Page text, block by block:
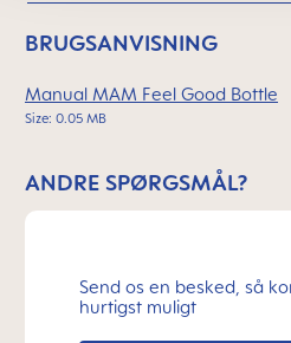
BRUGSANVISNING
Manual MAM Feel Good Bottle
Size: 0.05 MB
ANDRE SPØRGSMÅL?
Send os en besked, så
hurtigst muligt